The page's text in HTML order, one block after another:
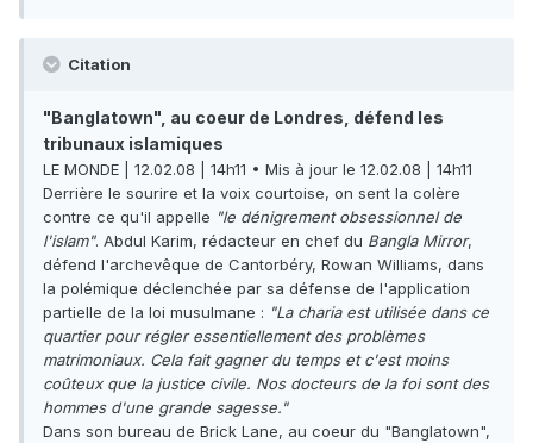
Citation
"Banglatown", au coeur de Londres, défend les
tribunaux islamiques
LE MONDE | 12.02.08 | 14h11 • Mis à jour le 12.02.08 | 14h11
Derrière le sourire et la voix courtoise, on sent la colère
contre ce qu'il appelle "le dénigrement obsessionnel de
l'islam". Abdul Karim, rédacteur en chef du Bangla Mirror,
défend l'archevêque de Cantorbéry, Rowan Williams, dans
la polémique déclenchée par sa défense de l'application
partielle de la loi musulmane : "La charia est utilisée dans ce
quartier pour régler essentiellement des problèmes
matrimoniaux. Cela fait gagner du temps et c'est moins
coûteux que la justice civile. Nos docteurs de la foi sont des
hommes d'une grande sagesse."
Dans son bureau de Brick Lane, au coeur du "Banglatown",